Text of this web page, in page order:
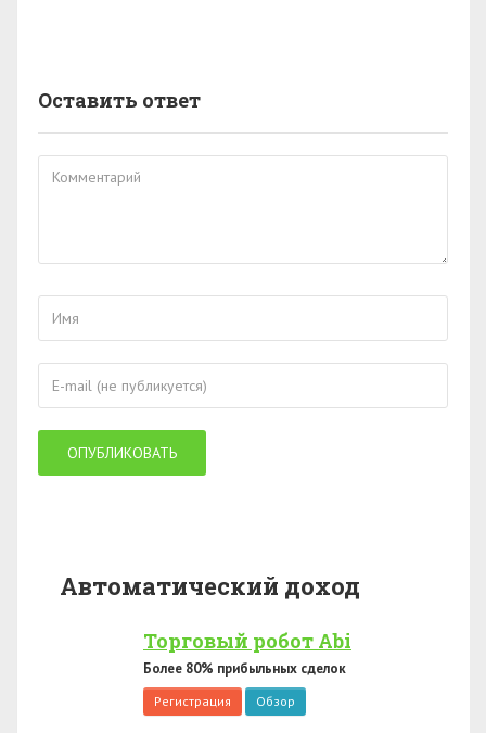
Оставить ответ
Автоматический доход
Торговый робот Abi
Более 80% прибыльных сделок
Регистрация Обзор